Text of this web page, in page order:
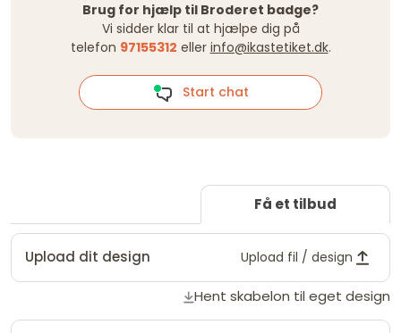
Brug for hjælp til Broderet badge?
Vi sidder klar til at hjælpe dig på
telefon 97155312 eller info@ikastetiket.dk.
Start chat
Få et tilbud
Upload dit design Upload fil / design
Hent skabelon til eget design